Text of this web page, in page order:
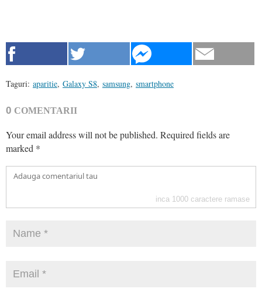
Taguri: aparitie, Galaxy S8, samsung, smartphone
0 COMENTARII
Your email address will not be published. Required fields are
marked *
inca 1000 caractere ramase